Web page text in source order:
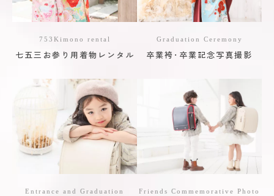
753Kimono rental
七五三お参り用着物レンタル
Graduation Ceremony
卒業袴･卒業記念写真撮影
Entrance and Graduation
Friends Commemorative Photo